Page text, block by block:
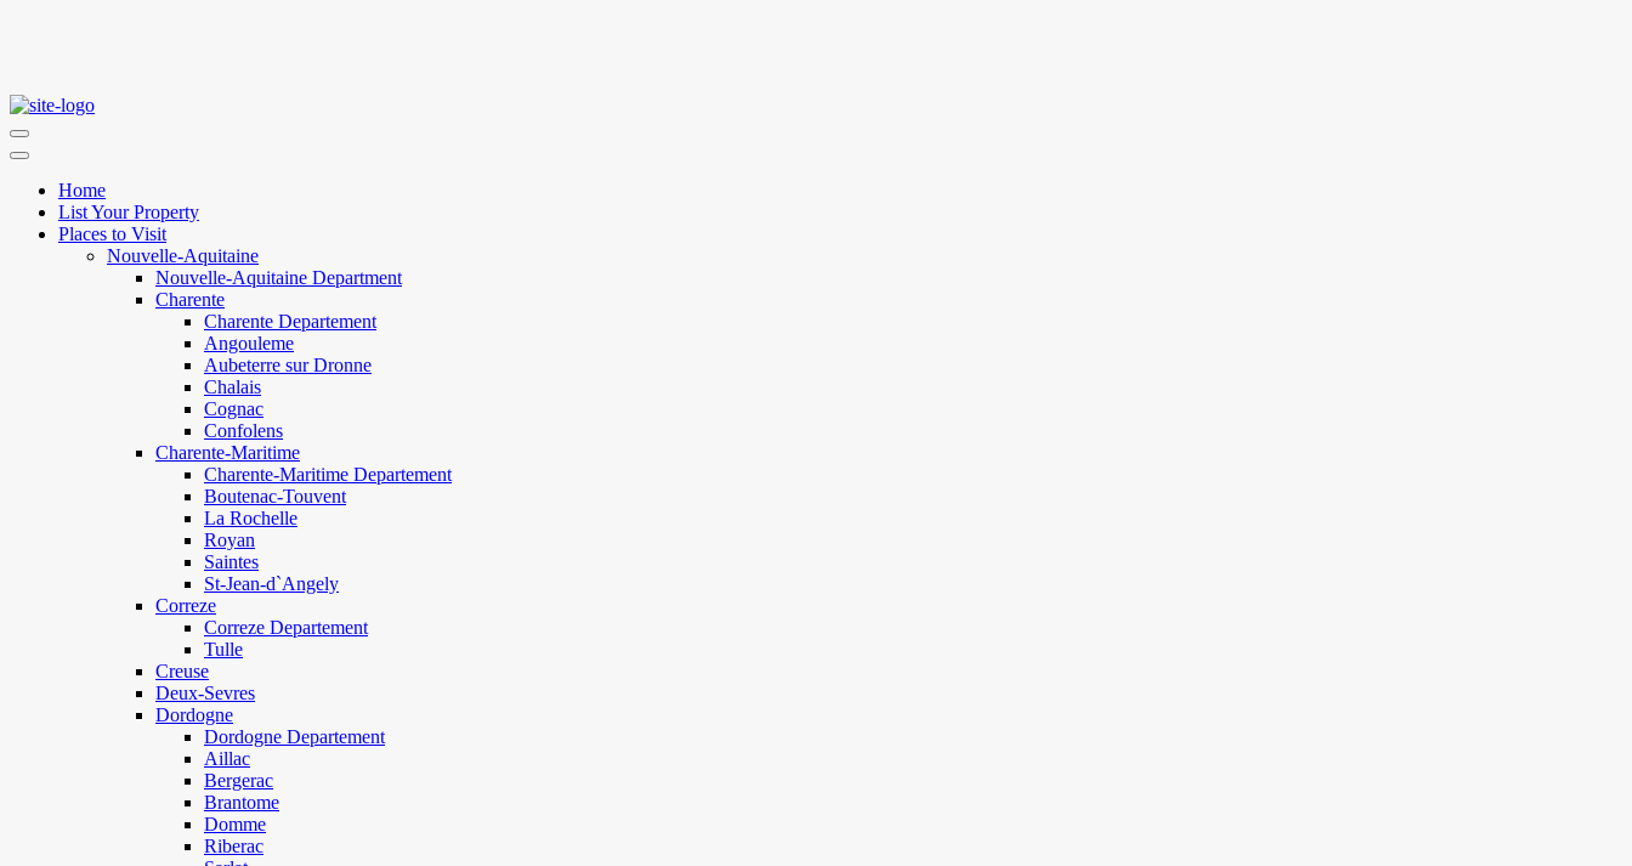
Home
List Your Property
Places to Visit
Nouvelle-Aquitaine
Nouvelle-Aquitaine Department
Charente
Charente Departement
Angouleme
Aubeterre sur Dronne
Chalais
Cognac
Confolens
Charente-Maritime
Charente-Maritime Departement
Boutenac-Touvent
La Rochelle
Royan
Saintes
St-Jean-d`Angely
Correze
Correze Departement
Tulle
Creuse
Deux-Sevres
Dordogne
Dordogne Departement
Aillac
Bergerac
Brantome
Domme
Riberac